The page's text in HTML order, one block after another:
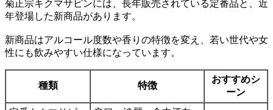
菊正宗キクマサピンには、長年販売されている定番品と、近
年登場した新商品があります。
新商品はアルコール度数や香りの特徴を変え、若い世代や女
性にも飲みやすい仕様になっています。
種類 特徴
おすすめシ
ーン